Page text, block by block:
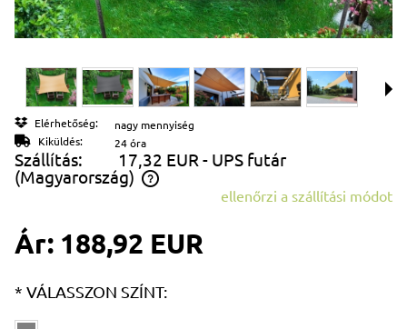
Elérhetőség:
nagy mennyiség
Kiküldés:
24 óra
Szállítás: 17,32 EUR - UPS futár
(Magyarország)
Az ár nem tartalmazza az esetleges fizetési költségeket
ellenőrzi a szállítási módot
Ár: 188,92 EUR
* VÁLASSZON SZÍNT: